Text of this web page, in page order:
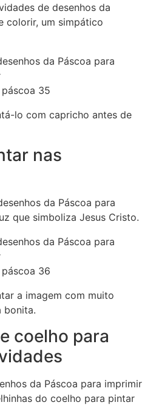
de desenhos da
colorir, um simpático
35
lo com capricho antes de
nas
da Páscoa para
que simboliza Jesus Cristo.
36
a imagem com muito
bonita.
coelho para
da Páscoa para imprimir
do coelho para pintar